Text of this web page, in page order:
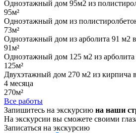
Одноэтажный дом 95м2 из
95м²
Одноэтажный дом из
73м²
Одноэтажный дом из арболита 91 м2
91м²
Одноэтажный дом 125 м2 из
125м²
Двухэтажный дом 270 м2 из кирпича
4 месяца
270м²
Все работы
Запишитесь на экскурсию на наши
На экскурсии вы сможете своими
Записаться на экскурсию